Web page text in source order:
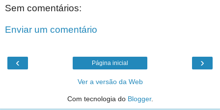
Sem comentários:
Enviar um comentário
‹ ›
Página inicial
Ver a versão da Web
Com tecnologia do Blogger.